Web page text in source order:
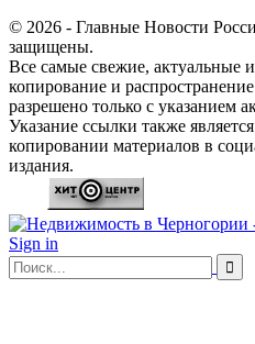
© 2026 - Главные Новости
защищены.
Все самые свежие, актуальные
копирование и
разрешено только с указанием
Указание ссылки также
копировании материалов в
издания.
Sign in